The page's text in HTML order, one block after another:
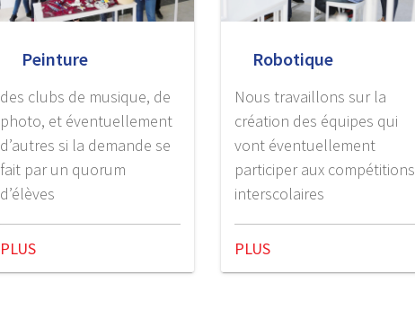
Peinture
des clubs de musique, de
photo, et éventuellement
d’autres si la demande se
fait par un quorum
d’élèves
PLUS
Robotique
Nous travaillons sur la
création des équipes qui
vont éventuellement
participer aux compétitions
interscolaires
PLUS